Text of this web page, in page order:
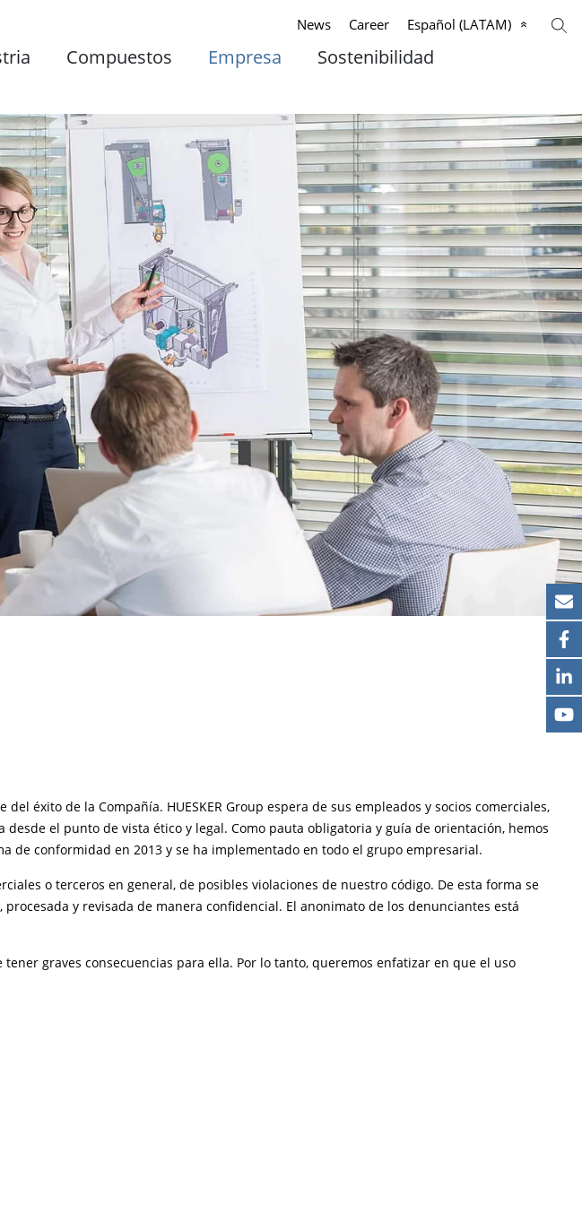
News Career Español (LATAM)
Compuestos Empresa Sostenibilidad
éxito de la Compañía. HUESKER Group espera de sus empleados y socios comerciales,
el punto de vista ético y legal. Como pauta obligatoria y guía de orientación, hemos
de conformidad en 2013 y se ha implementado en todo el grupo empresarial.
o terceros en general, de posibles violaciones de nuestro código. De esta forma se
y revisada de manera confidencial. El anonimato de los denunciantes está
graves consecuencias para ella. Por lo tanto, queremos enfatizar en que el uso